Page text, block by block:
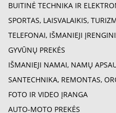
BUITINĖ TECHNIKA IR
SPORTAS, LAISVALAIKIS,
TELEFONAI, IŠMANIEJI
GYVŪNŲ PREKĖS
IŠMANIEJI NAMAI, NAMŲ
SANTECHNIKA, REMONTAS,
FOTO IR VIDEO ĮRANGA
AUTO-MOTO PREKĖS